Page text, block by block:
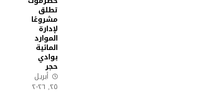
تطلق
مشروعًا
لإدارة
الموارد
المائية
بوادي
حجر
أبريل
٢٥, ٢٠٢٦